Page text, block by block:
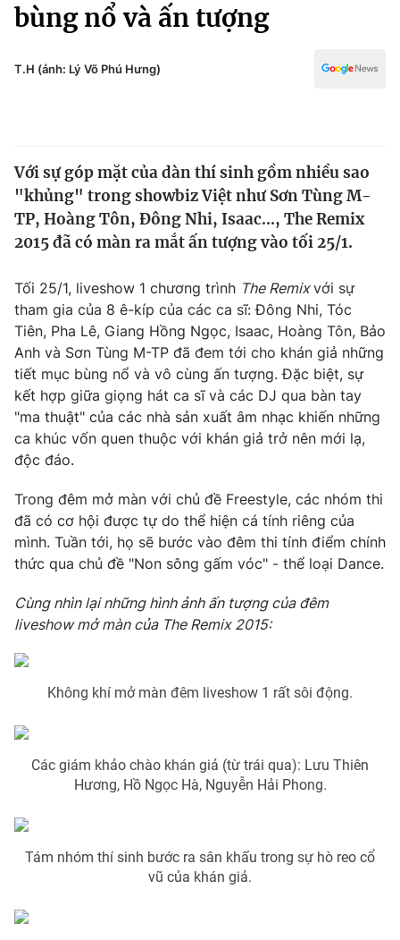
Chính trị
Y tế
Thế giới
Tin tức
Thế giới đó đây
Câu chuyện quốc tế
Tài chính
Thị trường
Góc doanh nghiệp
Dữ liệu và đời sống
Truyền hình
Phim VTV
Hậu trường
Khán giả
Giải sao mai
Giải trí
Điện ảnh
Âm nhạc
Sao
Đời sống
Du lịch
Làm đẹp
Giáo dục
Tuyển sinh
Học trực tuyến
Công nghệ
Hitech Công nghệ tương lai
Sản phẩm
Thị trường
Giao lưu trực tuyến
Chuyên mục khác
Emagazine Podcast
Photo
Shorts video
Truyền hình
Y tế
bùng nổ và ấn tượng
T.H (ảnh: Lý Võ Phú Hưng)
Với sự góp mặt của dàn thí sinh gồm nhiều sao
"khủng" trong showbiz Việt như Sơn Tùng M-
TP, Hoàng Tôn, Đông Nhi, Isaac..., The Remix
2015 đã có màn ra mắt ấn tượng vào tối 25/1.
Tối 25/1, liveshow 1 chương trình The Remixvới sự
tham gia của 8 ê-kíp của các ca sĩ: Đông Nhi, Tóc
Tiên, Pha Lê, Giang Hồng Ngọc, Isaac, Hoàng Tôn, Bảo
Anh và Sơn Tùng M-TP đã đem tới cho khán giả những
tiết mục bùng nổ và vô cùng ấn tượng. Đặc biệt, sự
kết hợp giữa giọng hát ca sĩ và các DJ qua bàn tay
"ma thuật" của các nhà sản xuất âm nhạc khiến những
ca khúc vốn quen thuộc với khán giả trở nên mới lạ,
độc đáo.
Trong đêm mở màn với chủ đề Freestyle, các nhóm thi
đã có cơ hội được tự do thể hiện cá tính riêng của
mình. Tuần tới, họ sẽ bước vào đêm thi tính điểm chính
thức qua chủ đề "Non sông gấm vóc" - thể loại Dance.
Cùng nhìn lại những hình ảnh ấn tượng của đêm
liveshow mở màn của The Remix 2015:
Không khí mở màn đêm liveshow 1 rất sôi động.
Các giám khảo chào khán giả (từ trái qua): Lưu Thiên
Hương, Hồ Ngọc Hà, Nguyễn Hải Phong.
Tám nhóm thí sinh bước ra sân khấu trong sự hò reo cổ
vũ của khán giả.